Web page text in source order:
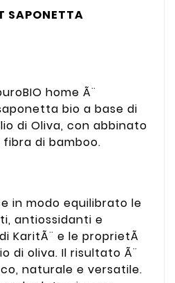
SAPONETTA
home Ã¨
bio a base di
di Oliva, con abbinato
di bamboo.
in modo equilibrato le
antiossidanti e
KaritÃ¨ e le proprietÃ
di oliva. Il risultato Ã¨
naturale e versatile.